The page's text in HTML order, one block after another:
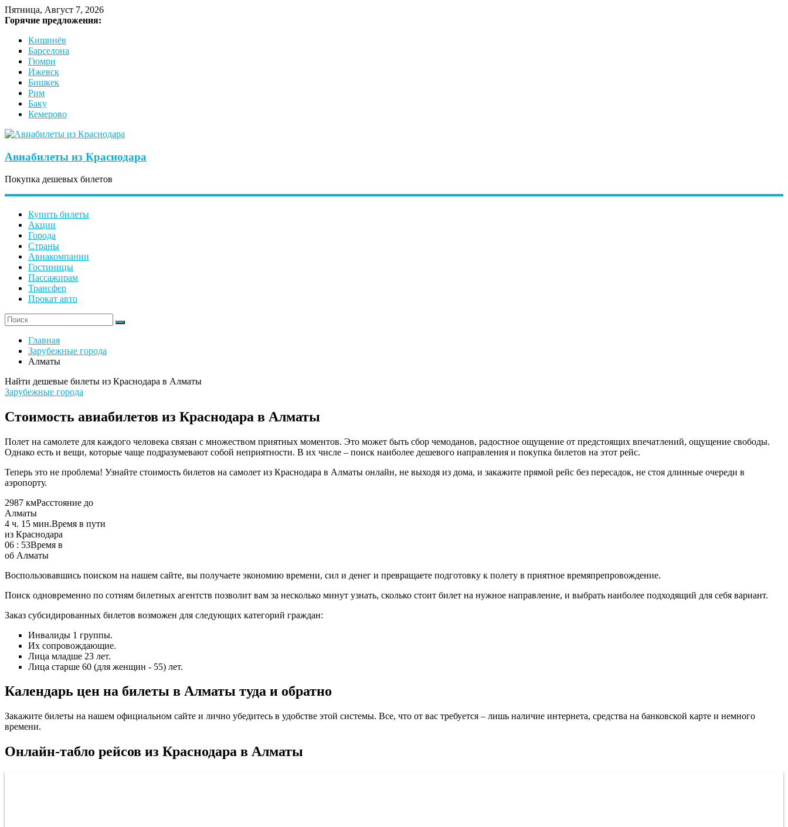
Пятница, Август 7, 2026
Горячие предложения:
Кишинёв
Барселона
Гюмри
Ижевск
Бишкек
Рим
Баку
Кемерово
Авиабилеты из Краснодара
Покупка дешевых билетов
Купить билеты
Акции
Города
Страны
Авиакомпании
Гостиницы
Пассажирам
Трансфер
Прокат авто
Главная
Зарубежные города
Алматы
Найти дешевые билеты из Краснодара в Алматы
Зарубежные города
Стоимость авиабилетов из Краснодара в Алматы
Полет на самолете для каждого человека связан с множеством приятных моментов. Это может быть сбор чемоданов, радостное ощущение от предстоящих впечатлений, ощущение свободы.
Однако есть и вещи, которые чаще подразумевают собой неприятности. В их числе – поиск наиболее дешевого направления и покупка билетов на этот рейс.
Теперь это не проблема! Узнайте стоимость билетов на самолет из Краснодара в Алматы онлайн, не выходя из дома, и закажите прямой рейс без пересадок, не стоя длинные очереди в
аэропорту.
2987 кмРасстояние до
Алматы
4 ч. 15 мин.Время в пути
из Краснодара
06 : 53Время в
об Алматы
Воспользовавшись поиском на нашем сайте, вы получаете экономию времени, сил и денег и превращаете подготовку к полету в приятное времяпрепровождение.
Поиск одновременно по сотням билетных агентств позволит вам за несколько минут узнать, сколько стоит билет на нужное направление, и выбрать наиболее подходящий для себя вариант.
Заказ субсидированных билетов возможен для следующих категорий граждан:
Инвалиды 1 группы.
Их сопровождающие.
Лица младше 23 лет.
Лица старше 60 (для женщин - 55) лет.
Календарь цен на билеты в Алматы туда и обратно
Закажите билеты на нашем официальном сайте и лично убедитесь в удобстве этой системы. Все, что от вас требуется – лишь наличие интернета, средства на банковской карте и немного
времени.
Онлайн-табло рейсов из Краснодара в Алматы